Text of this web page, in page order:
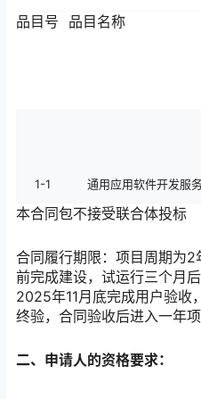
品目号 品目名称
1-1 通用应用软件开发服
本合同包不接受联合体投标
合同履行期限： 项目周期为
前完成建设，试运行三个月
2025年11月底完成用户验收
终验，合同验收后进入一年项
二、申请人的资格要求：